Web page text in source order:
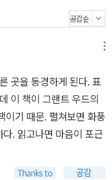
곳을 동경하게 된다. 표
이 책이 그랜트 우드의
이기 때문. 펼쳐보면 화풍
. 읽고나면 마음이 포근